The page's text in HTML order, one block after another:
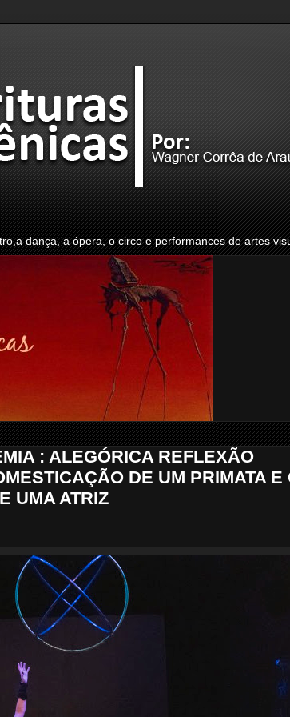
dança, a ópera, o circo e performances de artes
: ALEGÓRICA REFLEXÃO
DE UM PRIMATA E
UMA ATRIZ